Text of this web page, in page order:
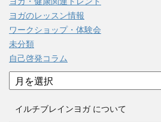
ヨガのレッスン情報
ワークショップ・体験会
未分類
自己啓発コラム
ア
ー
イルチブレインヨガ について